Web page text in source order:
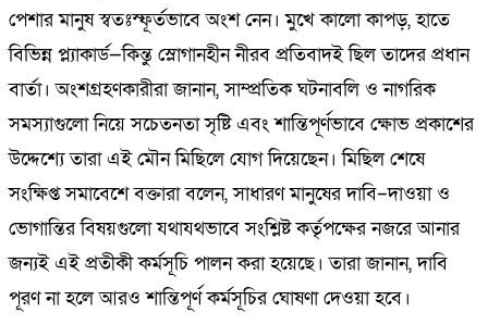
পেশার মানুষ স্বতঃস্ফূর্তভাবে অংশ নেন। মুখে কালো কাপড়, হাতে
বিভিন্ন প্ল্যাকার্ড—কিন্তু স্লোগানহীন নীরব প্রতিবাদই ছিল তাদের প্রধান
বার্তা। অংশগ্রহণকারীরা জানান, সাম্প্রতিক ঘটনাবলি ও নাগরিক
সমস্যাগুলো নিয়ে সচেতনতা সৃষ্টি এবং শান্তিপূর্ণভাবে ক্ষোভ প্রকাশের
উদ্দেশ্যে তারা এই মৌন মিছিলে যোগ দিয়েছেন। মিছিল শেষে
সংক্ষিপ্ত সমাবেশে বক্তারা বলেন, সাধারণ মানুষের দাবি–দাওয়া ও
ভোগান্তির বিষয়গুলো যথাযথভাবে সংশ্লিষ্ট কর্তৃপক্ষের নজরে আনার
জন্যই এই প্রতীকী কর্মসূচি পালন করা হয়েছে। তারা জানান, দাবি
পূরণ না হলে আরও শান্তিপূর্ণ কর্মসূচির ঘোষণা দেওয়া হবে।